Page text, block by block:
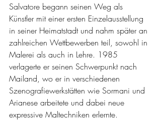
Salvatore begann seinen Weg als
Künstler mit einer ersten Einzelausstellung
in seiner Heimatstadt und nahm später an
zahlreichen Wettbewerben teil, sowohl in
Malerei als auch in Lehre. 1985
verlagerte er seinen Schwerpunkt nach
Mailand, wo er in verschiedenen
Szenografiewerkstätten wie Sormani und
Arianese arbeitete und dabei neue
expressive Maltechniken erlernte.